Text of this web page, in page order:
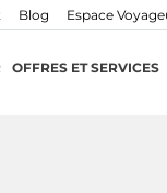
Espace
Blog
OFFRES ET SERVICES